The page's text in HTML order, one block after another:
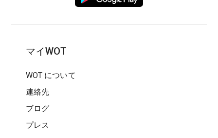
マイWOT
WOT について
連絡先
ブログ
プレス